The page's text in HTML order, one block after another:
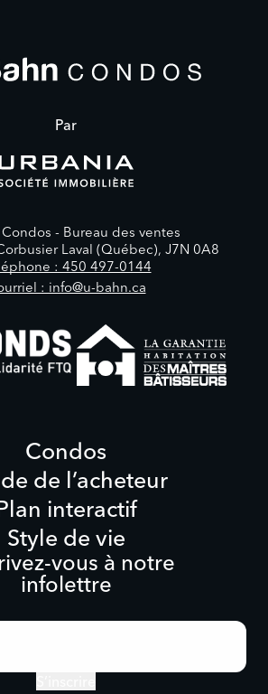
Par
- Bureau des ventes
Laval (Québec), J7N 0A8
: 450 497-0144
: info@u-bahn.ca
Condos
de l’acheteur
interactif
Style de vie
vous à notre
infolettre